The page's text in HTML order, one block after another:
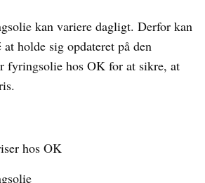
kan variere dagligt. Derfor kan
holde sig opdateret på den
fyringsolie hos OK for at sikre, at
hos OK